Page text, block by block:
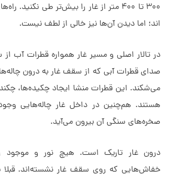
300 تا 400 متر از غار را بیش‌تر طی
اند؛ اما دیدن آن‌ها نیز خالی از لطف نیست.
در تالار اصلی و مسیر غار همواره قطرات آب
صدای قطرات آبی که از سقف غار به درون
می‌شکند. این قطرات منشا ایجاد چکیده‌ها،
هستند. هم‌چنین در داخل غار چاله‌هایی
صخره‌های سنگی آن بیرون می‌آید.
درون غار تاریک است. هیچ نور و موجود
خفاش‌هایی که روی سقف غار نشسته‌اند. قبلا